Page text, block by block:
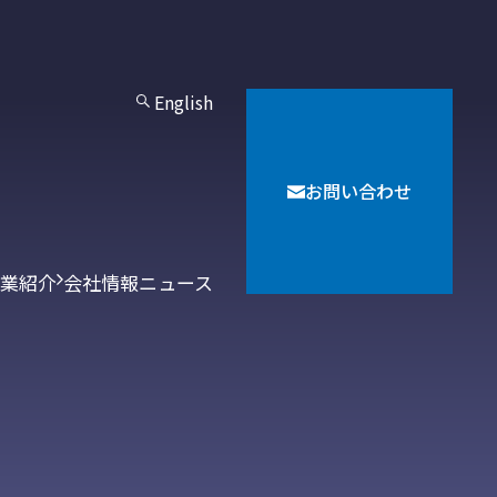
English
紹介 会社情報ニュース
お問い合わせ